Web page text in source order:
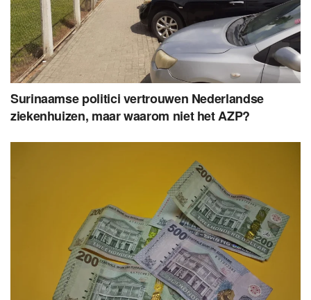
Surinaamse politici vertrouwen Nederlandse
ziekenhuizen, maar waarom niet het AZP?